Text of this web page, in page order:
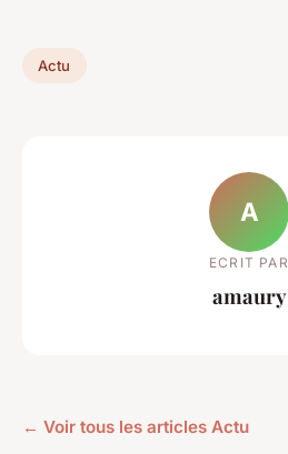
Actu
A
ECRIT PAR
amaury
← Voir tous les articles Actu